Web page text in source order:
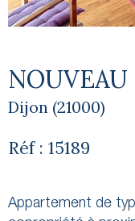
Dijon (21000)
Réf : 15189
Appartement de